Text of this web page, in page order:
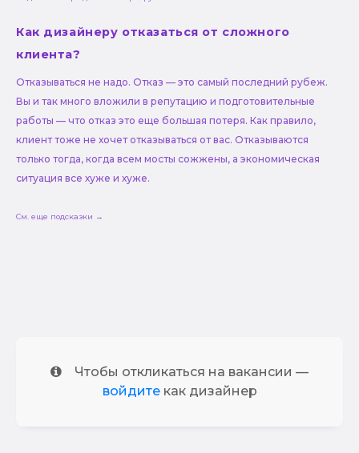
Как дизайнеру отказаться от сложного
клиента?
Отказываться не надо. Отказ — это самый последний рубеж.
Вы и так много вложили в репутацию и подготовительные
работы — что отказ это еще большая потеря. Как правило,
клиент тоже не хочет отказываться от вас. Отказываются
только тогда, когда всем мосты сожжены, а экономическая
ситуация все хуже и хуже.
См. еще подсказки →
Чтобы откликаться на вакансии —
войдитекак дизайнер